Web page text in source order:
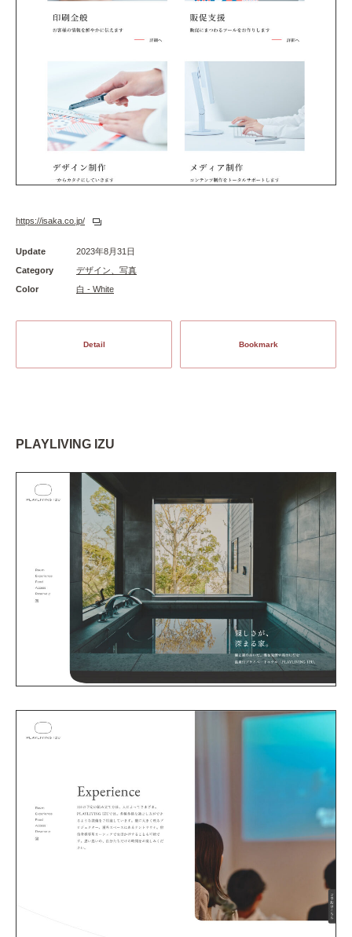
https://isaka.co.jp/
Update
2023年8月31日
Category
デザイン、写真
Color
白 - White
Detail Bookmark
PLAYLIVING IZU